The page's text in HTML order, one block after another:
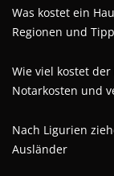
Was kostet ein
Regionen und
Wie viel kostet
Notarkosten und
Nach Ligurien
Ausländer